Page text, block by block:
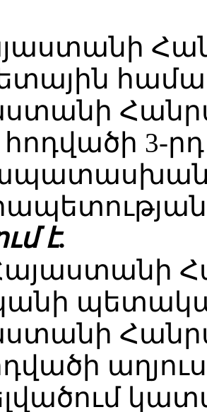
հոդվածի 3-
է.